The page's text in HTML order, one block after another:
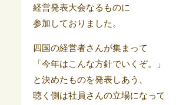
経営発表大会なるものに
参加しておりました。
四国の経営者さんが集まって
「今年はこんな方針でいくぞ。」
と決めたものを発表しあう、
聴く側は社員さんの立場になって